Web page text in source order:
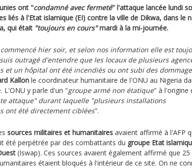
ont "condamné avec fermeté" l'attaque lancée lundi
liés à l'Etat islamique (EI) contre la ville de Dikwa, dans le
qui était "toujours en cours"mardi à la mi-journée.
hier soir, et selon nos information elle est
outragé d'entendre que les locaux de plusieurs
et un hôpital ont été incendiés ou ont subi des
Kallon le coordinateur humanitaire de l'ONU au Nigeria
L'ONU y parle d'un "groupe armé non étatique" à l'origine
attaque" durant laquelle "plusieurs installations
ont été directement ciblées".
sources militaires et humanitaires avaient affirmé à l'AFP
été perpétrée par des combattants du groupe Etat
(Iswap). Ces sources avaient également affirmé que 25
étaient bloqués à l'intérieur de ce site. On ne